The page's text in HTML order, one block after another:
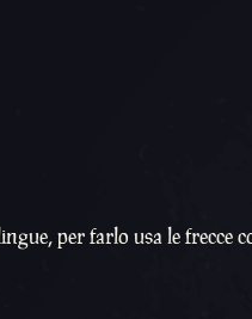
per farlo usa le frecce